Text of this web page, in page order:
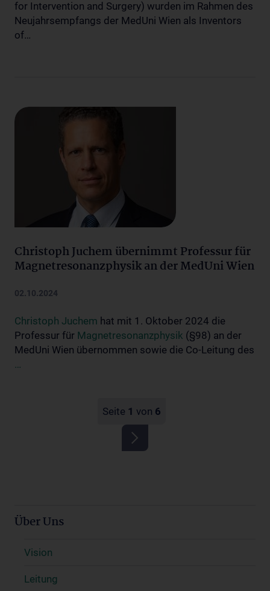
for Intervention and Surgery) wurden im Rahmen des
Neujahrsempfangs der MedUni Wien als Inventors
of…
Christoph Juchem übernimmt Professur für
Magnetresonanzphysik an der MedUni Wien
02.10.2024
Christoph Juchem hat mit 1. Oktober 2024 die
Professur für Magnetresonanzphysik (§98) an der
MedUni Wien übernommen sowie die Co-Leitung des
…
Seite 1 von 6
Über Uns
Vision
Leitung